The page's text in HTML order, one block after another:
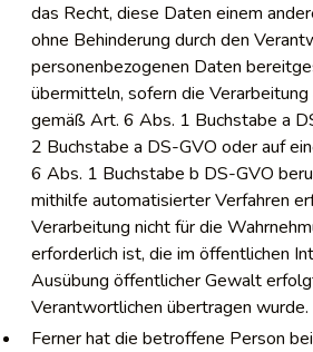
das Recht, diese Daten einem
ohne Behinderung durch den
personenbezogenen Daten
übermitteln, sofern die
gemäß Art. 6 Abs. 1 Buchstabe a
2 Buchstabe a DS-GVO oder auf
6 Abs. 1 Buchstabe b DS-GVO
mithilfe automatisierter Verfahren
Verarbeitung nicht für die
erforderlich ist, die im öffentlichen
Ausübung öffentlicher Gewalt
Verantwortlichen übertragen wurde.
Ferner hat die betroffene Person